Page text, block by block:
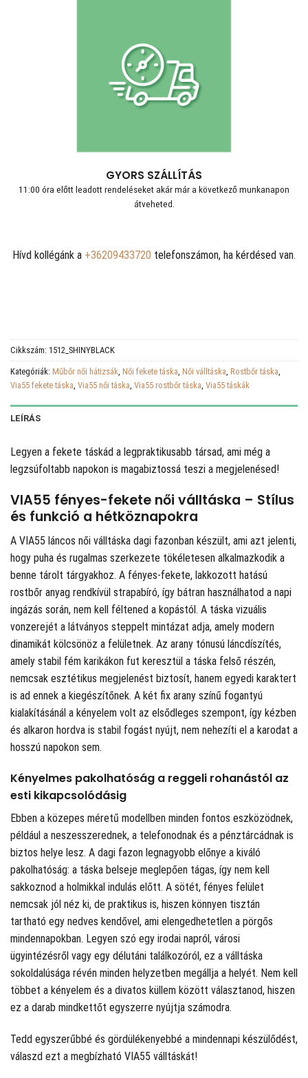
GYORS SZÁLLÍTÁS
11:00 óra előtt leadott rendeléseket akár már a következő munkanapon
átveheted.
Hívd kollégánk a +36209433720 telefonszámon, ha kérdésed van.
Cikkszám: 1512_SHINYBLACK
Kategóriák: Műbőr női hátizsák, Női fekete táska, Női válltáska, Rostbőr táska,
Via55 fekete táska, Via55 női táska, Via55 rostbőr táska, Via55 táskák
LEÍRÁS
Legyen a fekete táskád a legpraktikusabb társad, ami még a
legzsúfoltabb napokon is magabiztossá teszi a megjelenésed!
VIA55 fényes-fekete női válltáska – Stílus
és funkció a hétköznapokra
A VIA55 láncos női válltáska dagi fazonban készült, ami azt jelenti,
hogy puha és rugalmas szerkezete tökéletesen alkalmazkodik a
benne tárolt tárgyakhoz. A fényes-fekete, lakkozott hatású
rostbőr anyag rendkívül strapabíró, így bátran használhatod a napi
ingázás során, nem kell féltened a kopástól. A táska vizuális
vonzerejét a látványos steppelt mintázat adja, amely modern
dinamikát kölcsönöz a felületnek. Az arany tónusú láncdíszítés,
amely stabil fém karikákon fut keresztül a táska felső részén,
nemcsak esztétikus megjelenést biztosít, hanem egyedi karaktert
is ad ennek a kiegészítőnek. A két fix arany színű fogantyú
kialakításánál a kényelem volt az elsődleges szempont, így kézben
és alkaron hordva is stabil fogást nyújt, nem nehezíti el a karodat a
hosszú napokon sem.
Kényelmes pakolhatóság a reggeli rohanástól az
esti kikapcsolódásig
Ebben a közepes méretű modellben minden fontos eszközödnek,
például a neszesszerednek, a telefonodnak és a pénztárcádnak is
biztos helye lesz. A dagi fazon legnagyobb előnye a kiváló
pakolhatóság: a táska belseje meglepően tágas, így nem kell
sakkoznod a holmikkal indulás előtt. A sötét, fényes felület
nemcsak jól néz ki, de praktikus is, hiszen könnyen tisztán
tartható egy nedves kendővel, ami elengedhetetlen a pörgős
mindennapokban. Legyen szó egy irodai napról, városi
ügyintézésről vagy egy délutáni találkozóról, ez a válltáska
sokoldalúsága révén minden helyzetben megállja a helyét. Nem kell
többet a kényelem és a divatos küllem között választanod, hiszen
ez a darab mindkettőt egyszerre nyújtja számodra.
Tedd egyszerűbbé és gördülékenyebbé a mindennapi készülődést,
válaszd ezt a megbízható VIA55 válltáskát!